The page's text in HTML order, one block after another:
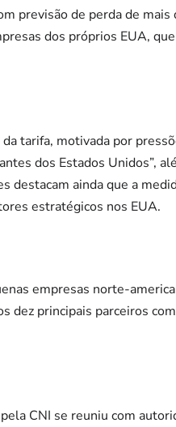
previsão de perda de
dos próprios EUA,
tarifa, motivada por
dos Estados Unidos”,
destacam ainda que a
estratégicos nos EUA.
empresas norte-
principais parceiros
CNI se reuniu com